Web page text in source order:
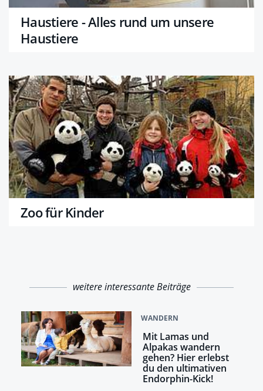
Haustiere - Alles rund um unsere
Haustiere
Zoo für Kinder
weitere interessante Beiträge
WANDERN
Mit Lamas und
Alpakas wandern
gehen? Hier erlebst
du den ultimativen
Endorphin-Kick!